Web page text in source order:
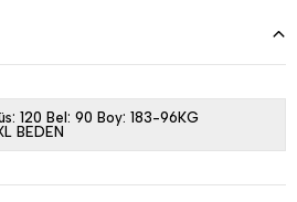
120 Bel: 90 Boy: 183-96KG
BEDEN